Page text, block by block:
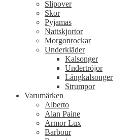
Slipover
Skor
Pyjamas
Nattskjortor
Morgonrockar
Underkläder
Kalsonger
Undertröjor
Långkalsonger
Strumpor
Varumärken
Alberto
Alan Paine
Armor Lux
Barbour